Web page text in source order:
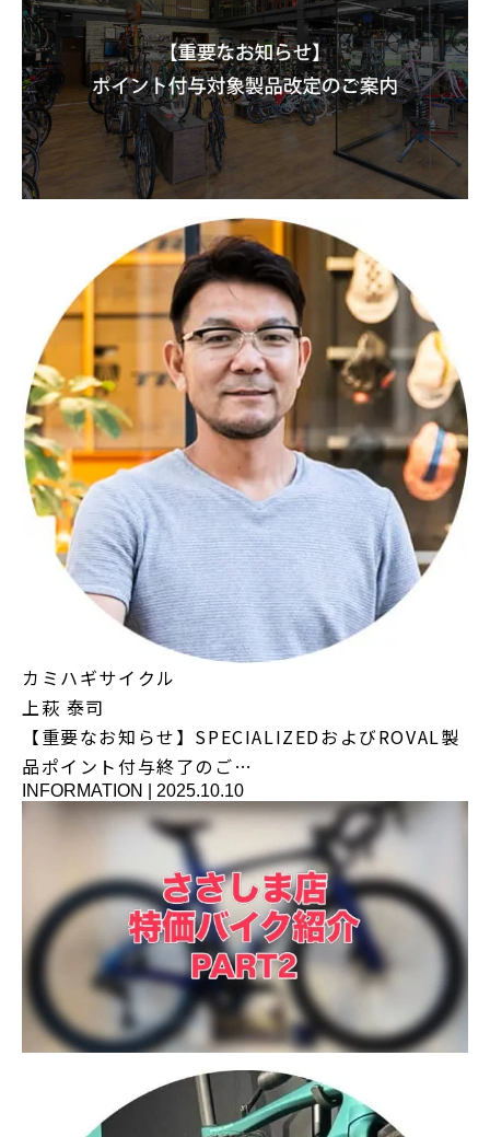
カミハギサイクル
上萩 泰司
【重要なお知らせ】SPECIALIZEDおよびROVAL製
品ポイント付与終了のご…
INFORMATION 2025.10.10